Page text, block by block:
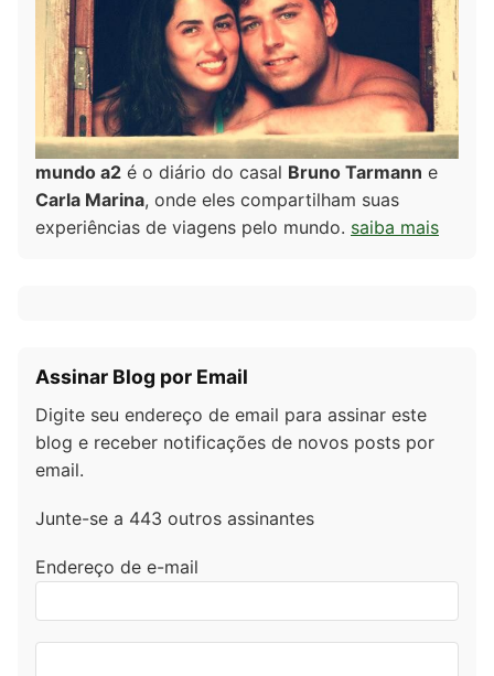
mundo a2 é o diário do casal Bruno Tarmann e
Carla Marina, onde eles compartilham suas
experiências de viagens pelo mundo. saiba mais
Assinar Blog por Email
Digite seu endereço de email para assinar este
blog e receber notificações de novos posts por
email.
Junte-se a 443 outros assinantes
Endereço de e-mail